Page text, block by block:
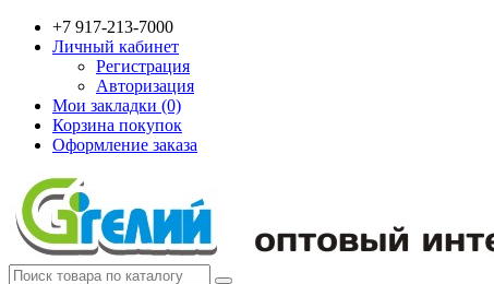
+7 917-213-7000
Личный кабинет
Регистрация
Авторизация
Мои закладки (0)
Корзина покупок
Оформление заказа